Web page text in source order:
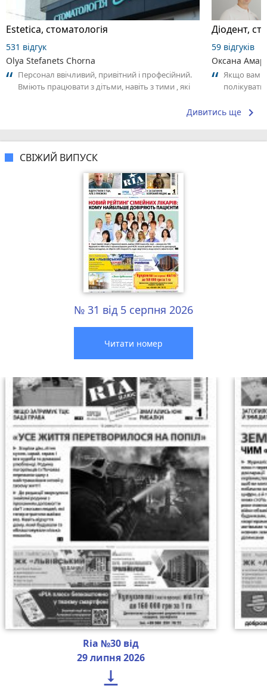
Estetica, стоматологія
531 відгук
Olya Stefanets Chorna
Персонал ввічливий, привітний і професійний.
Вміють працювати з дітьми, навіть з тими , які
Дioдент,
59 відгуків
Оксана
Якщо вам
Дивитись ще keyboard_arrow_right
СВІЖИЙ ВИПУСК
№ 31 від 5 серпня 2026
Читати номер
Ria №30 від
29 липня 2026
